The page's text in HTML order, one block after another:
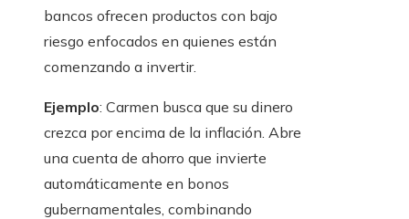
bancos ofrecen productos con bajo
riesgo enfocados en quienes están
comenzando a invertir.
Ejemplo: Carmen busca que su dinero
crezca por encima de la inflación. Abre
una cuenta de ahorro que invierte
automáticamente en bonos
gubernamentales, combinando